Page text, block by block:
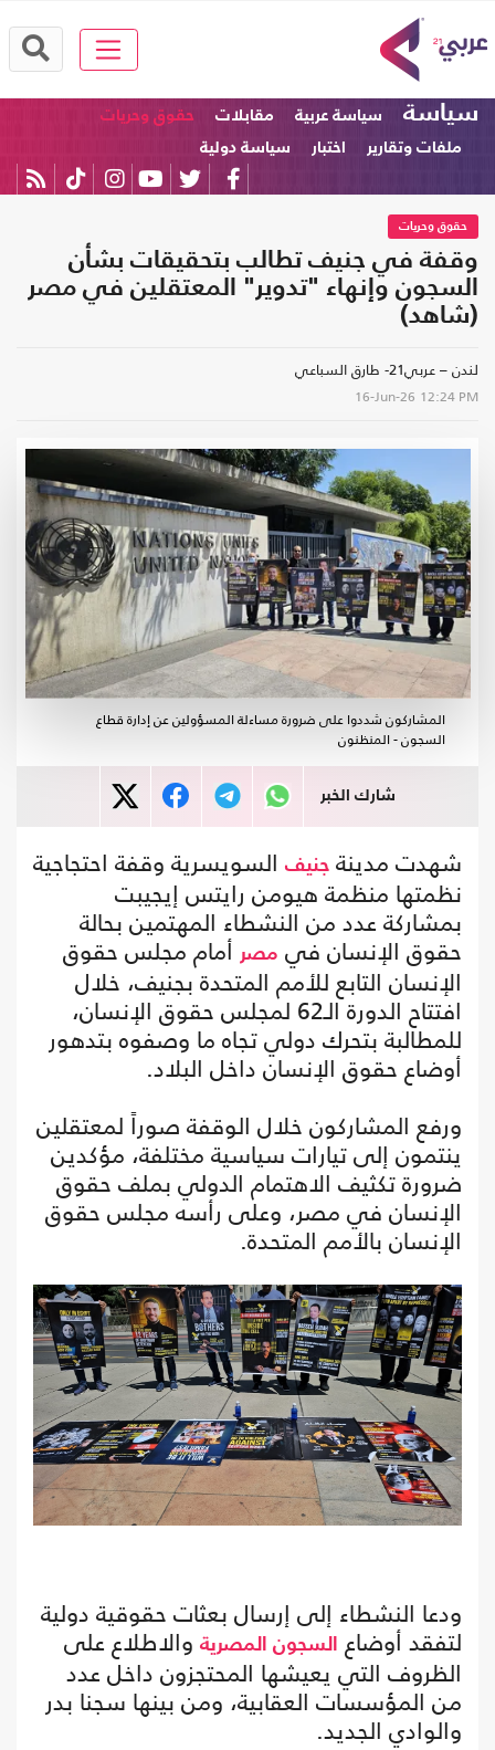
سياسة سياسة عربية مقابلات
حقوق وحريات
ملفات وتقارير
اختبار سياسة دولية
حقوق وحريات
وقفة في جنيف تطالب بتحقيقات بشأن
السجون وإنهاء "تدوير" المعتقلين في مصر
(شاهد)
لندن – عربي21- طارق السباعي
16-Jun-26 12:24 PM
المشاركون شددوا على ضرورة مساءلة المسؤولين عن إدارة قطاع
السجون - المنظنون
شارك الخبر
شهدت مدينة جنيف السويسرية وقفة احتجاجية
نظمتها منظمة هيومن رايتس إيجيبت
بمشاركة عدد من النشطاء المهتمين بحالة
حقوق الإنسان في مصر أمام مجلس حقوق
الإنسان التابع للأمم المتحدة بجنيف، خلال
افتتاح الدورة الـ62 لمجلس حقوق الإنسان،
للمطالبة بتحرك دولي تجاه ما وصفوه بتدهور
أوضاع حقوق الإنسان داخل البلاد.
ورفع المشاركون خلال الوقفة صوراً لمعتقلين
ينتمون إلى تيارات سياسية مختلفة، مؤكدين
ضرورة تكثيف الاهتمام الدولي بملف حقوق
الإنسان في مصر، وعلى رأسه مجلس حقوق
الإنسان بالأمم المتحدة.
ودعا النشطاء إلى إرسال بعثات حقوقية دولية
لتفقد أوضاع السجون المصرية والاطلاع على
الظروف التي يعيشها المحتجزون داخل عدد
من المؤسسات العقابية، ومن بينها سجنا بدر
والوادي الجديد.